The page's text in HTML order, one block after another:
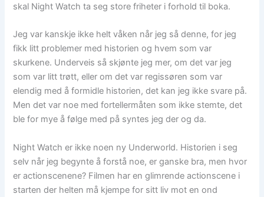
skal Night Watch ta seg store friheter i forhold til boka.
Jeg var kanskje ikke helt våken når jeg så denne, for jeg
fikk litt problemer med historien og hvem som var
skurkene. Underveis så skjønte jeg mer, om det var jeg
som var litt trøtt, eller om det var regissøren som var
elendig med å formidle historien, det kan jeg ikke svare på.
Men det var noe med fortellermåten som ikke stemte, det
ble for mye å følge med på syntes jeg der og da.
Night Watch er ikke noen ny Underworld. Historien i seg
selv når jeg begynte å forstå noe, er ganske bra, men hvor
er actionscenene? Filmen har en glimrende actionscene i
starten der helten må kjempe for sitt liv mot en ond